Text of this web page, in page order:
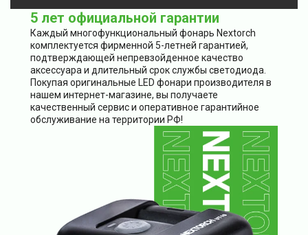
5 лет официальной гарантии
Каждый многофункциональный фонарь Nextorch
комплектуется фирменной 5-летней гарантией,
подтверждающей непревзойденное качество
аксессуара и длительный срок службы светодиода.
Покупая оригинальные LED фонари производителя в
нашем интернет-магазине, вы получаете
качественный сервис и оперативное гарантийное
обслуживание на территории РФ!